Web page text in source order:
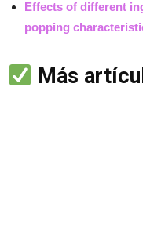
Effects of different
popping
Más